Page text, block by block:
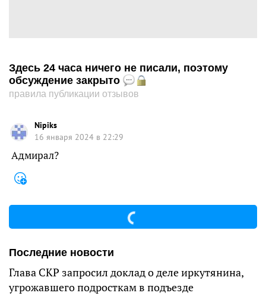
Здесь 24 часа ничего не писали, поэтому
обсуждение закрыто
правила публикации отзывов
Nipiks
16 января 2024 в 22:29
Адмирал?
Последние новости
Глава СКР запросил доклад о деле иркутянина,
угрожавшего подросткам в подъезде